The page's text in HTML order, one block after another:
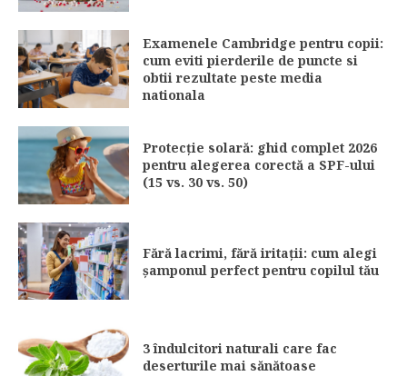
Examenele Cambridge pentru copii:
cum eviti pierderile de puncte si
obtii rezultate peste media
nationala
Protecție solară: ghid complet 2026
pentru alegerea corectă a SPF-ului
(15 vs. 30 vs. 50)
Fără lacrimi, fără iritații: cum alegi
șamponul perfect pentru copilul tău
3 îndulcitori naturali care fac
deserturile mai sănătoase